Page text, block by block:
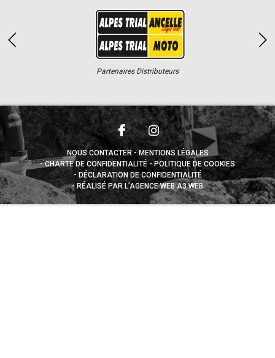
Partenaires Distributeurs
NOUS CONTACTER
MENTIONS LÉGALES
CHARTE DE CONFIDENTIALITÉ
POLITIQUE DE COOKIES
DÉCLARATION DE CONFIDENTIALITÉ
RÉALISÉ PAR L’AGENCE WEB A3 WEB